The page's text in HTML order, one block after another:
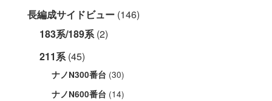
長編成サイドビュー (146)
183系/189系(2)
211系(45)
ナノN300番台 (30)
ナノN600番台 (14)